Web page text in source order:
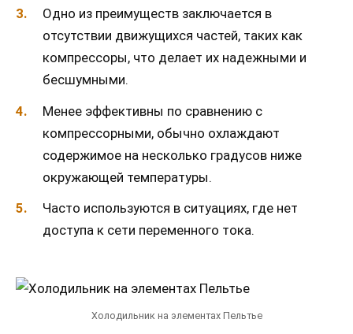
Одно из преимуществ заключается в
отсутствии движущихся частей, таких как
компрессоры, что делает их надежными и
бесшумными.
Менее эффективны по сравнению с
компрессорными, обычно охлаждают
содержимое на несколько градусов ниже
окружающей температуры.
Часто используются в ситуациях, где нет
доступа к сети переменного тока.
Холодильник на элементах Пельтье